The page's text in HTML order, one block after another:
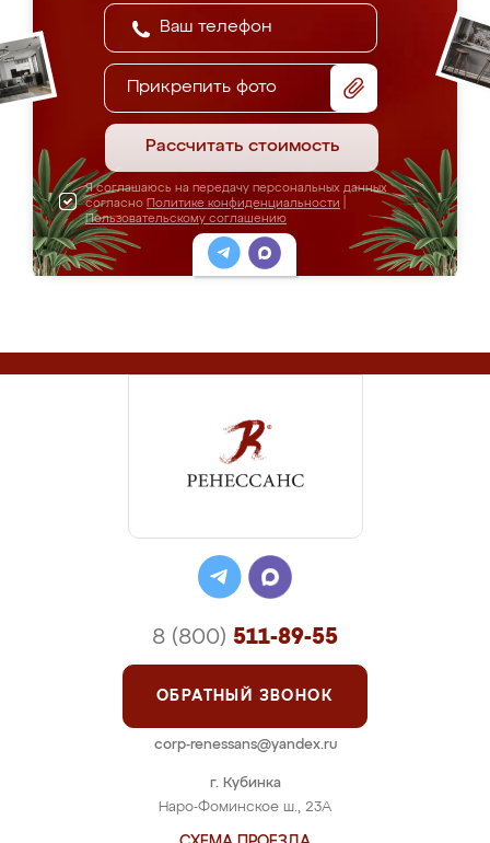
Прикрепить фото
Рассчитать стоимость
Я соглашаюсь на передачу персональных данных
согласно Политике конфиденциальности
Пользовательскому соглашению
г. Кубинка
Наро-Фоминское ш., 23А
8 (800) 511-89-55
ОБРАТНЫЙ ЗВОНОК
corp-renessans@yandex.ru